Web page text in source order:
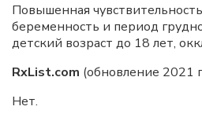
Повышенная
беременность и период
детский возраст до 18 лет,
RxList.com (обновление 2021
Нет.